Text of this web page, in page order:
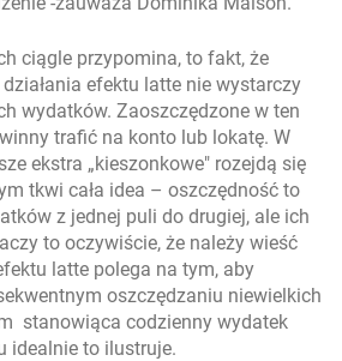
ciągle przypomina, to fakt, że
efektu latte nie wystarczy
wydatków. Zaoszczędzone w ten
trafić na konto lub lokatę. W
ekstra „kieszonkowe" rozejdą się
tkwi cała idea – oszczędność to
z jednej puli do drugiej, ale ich
to oczywiście, że należy wieść
latte polega na tym, aby
oszczędzaniu niewielkich
stanowiąca codzienny wydatek
idealnie to ilustruje.